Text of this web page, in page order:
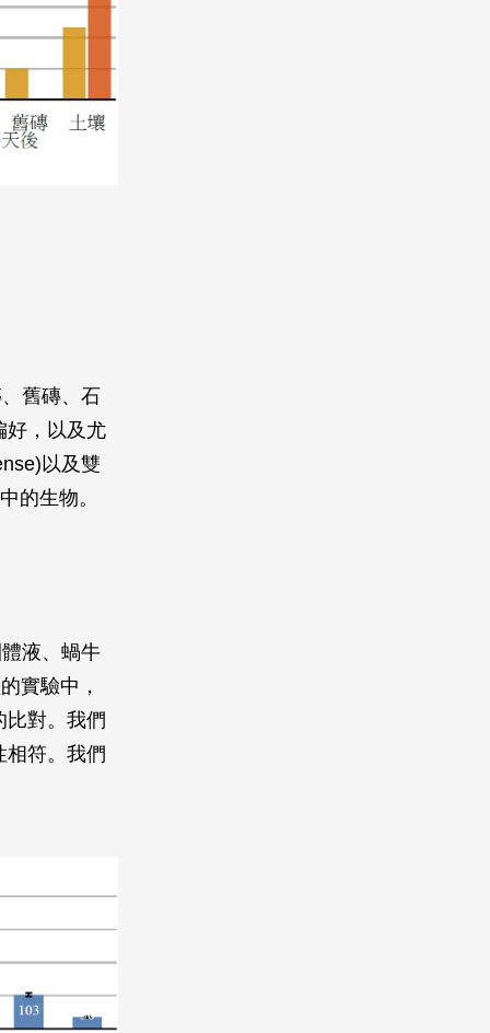
舊磚、石
好，以及尤
以及雙
的生物。
液、蝸牛
實驗中，
比對。我們
相符。我們